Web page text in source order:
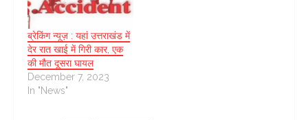
ब्रेकिंग न्यूज़ : यहां उत्तराखंड में
देर रात खाई में गिरी कार, एक
की मौत दूसरा घायल
December 7, 2023
In "News"